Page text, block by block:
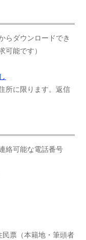
らダウンロードでき
可能です）
所に限ります。返信
絡可能な電話番号
票（本籍地・筆頭者